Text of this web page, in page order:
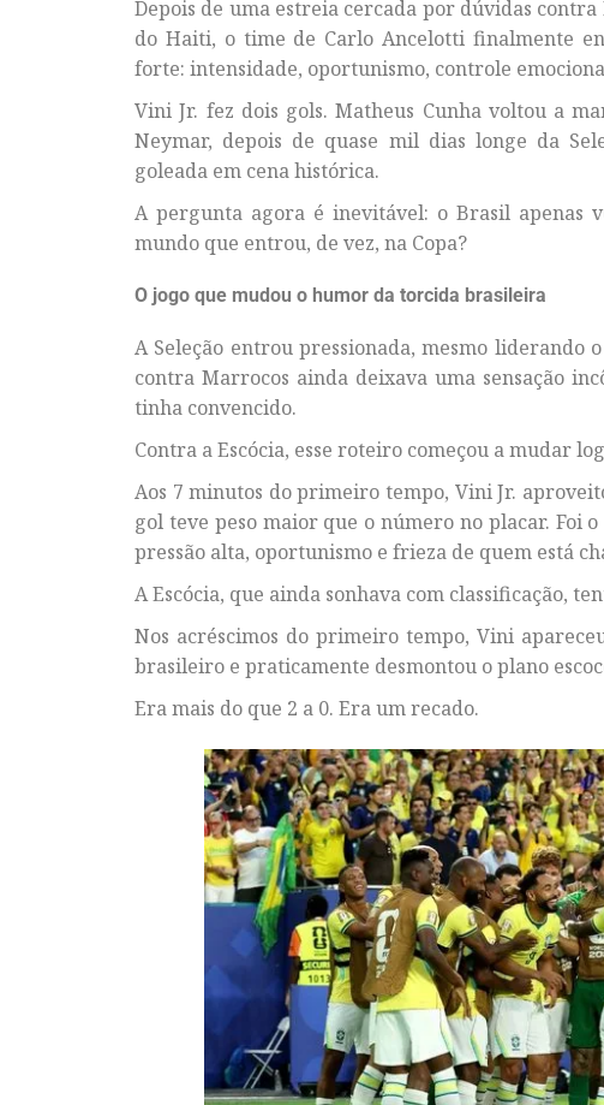
Depois de uma estreia cercada por dúvidas
do Haiti, o time de Carlo Ancelotti finalmente
forte: intensidade, oportunismo, controle
Vini Jr. fez dois gols. Matheus Cunha voltou a
Neymar, depois de quase mil dias longe da
goleada em cena histórica.
A pergunta agora é inevitável: o Brasil apenas
mundo que entrou, de vez, na Copa?
O jogo que mudou o humor da torcida brasileira
A Seleção entrou pressionada, mesmo liderando
contra Marrocos ainda deixava uma sensação
tinha convencido.
Contra a Escócia, esse roteiro começou a mudar
Aos 7 minutos do primeiro tempo, Vini Jr.
gol teve peso maior que o número no placar. Foi
pressão alta, oportunismo e frieza de quem está
A Escócia, que ainda sonhava com classificação,
Nos acréscimos do primeiro tempo, Vini
brasileiro e praticamente desmontou o plano
Era mais do que 2 a 0. Era um recado.